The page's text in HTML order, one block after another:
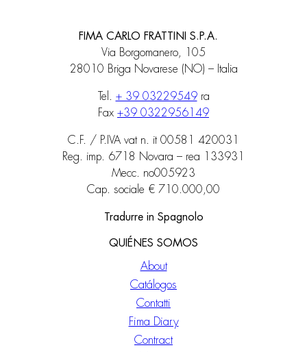
FIMA CARLO FRATTINI S.P.A.
Via Borgomanero, 105
28010 Briga Novarese (NO) – Italia
Tel. + 39 03229549ra
Fax +39 0322956149
C.F. / P.IVA vat n. it 00581 420031
Reg. imp. 6718 Novara – rea 133931
Mecc. no005923
Cap. sociale € 710.000,00
Tradurre in Spagnolo
QUIÉNES SOMOS
About
Catálogos
Contatti
Fima Diary
Contract